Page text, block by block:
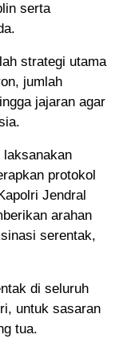
serta
strategi utama
jumlah
jajaran agar
laksanakan
protokol
Jendral
arahan
serentak,
di seluruh
untuk sasaran
tua.